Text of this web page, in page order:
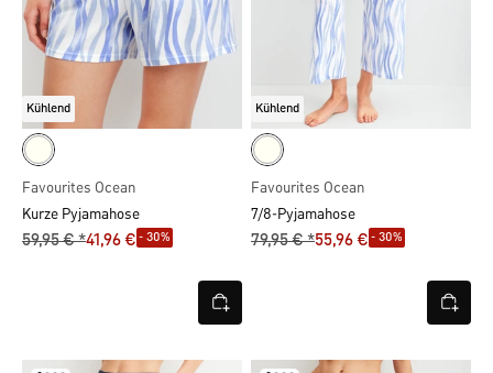
Kühlend
Favourites Ocean
Kurze Pyjamahose
59,95 € *41,96 € - 30%
Kühlend
Favourites Ocean
7/8-Pyjamahose
79,95 € *55,96 € - 30%